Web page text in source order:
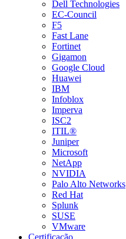
Dell Technologies
EC-Council
F5
Fast Lane
Fortinet
Gigamon
Google Cloud
Huawei
IBM
Infoblox
Imperva
ISC2
ITIL®
Juniper
Microsoft
NetApp
NVIDIA
Palo Alto Networks
Red Hat
Splunk
SUSE
VMware
Certificação